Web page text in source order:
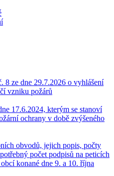
8 ze dne 29.7.2026 o vyhlášení
vzniku požárů
17.6.2024, kterým se stanoví
ochrany v době zvýšeného
obvodů, jejich popis, počty
počet podpisů na peticích
konané dne 9. a 10. října